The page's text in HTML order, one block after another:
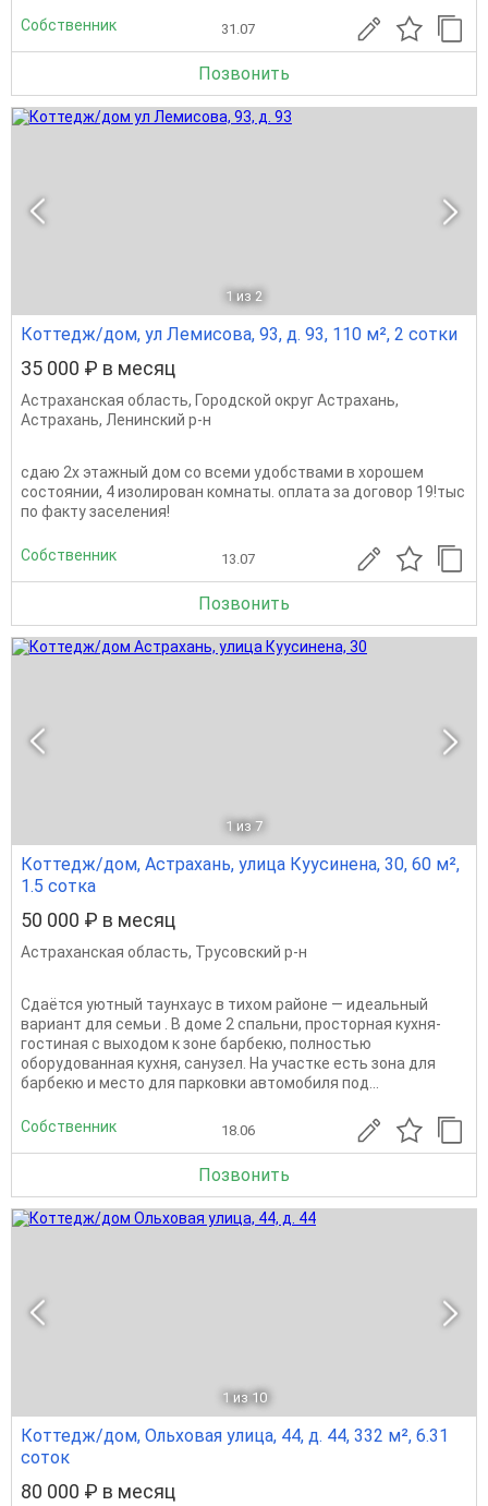
Собственник 31.07
Позвонить
1 из 2
Коттедж/дом, ул Лемисова, 93, д. 93, 110 м², 2 сотки
35 000 ₽ в месяц
Астраханская область, Городской округ Астрахань,
Астрахань, Ленинский р-н
сдаю 2х этажный дом со всеми удобствами в хорошем
состоянии, 4 изолирован комнаты. оплата за договор 19!тыс
по факту заселения!
Собственник 13.07
Позвонить
1 из 7
Коттедж/дом, Астрахань, улица Куусинена, 30, 60 м²,
1.5 сотка
50 000 ₽ в месяц
Астраханская область, Трусовский р-н
Сдаётся уютный таунхаус в тихом районе — идеальный
вариант для семьи . В доме 2 спальни, просторная кухня-
гостиная с выходом к зоне барбекю, полностью
оборудованная кухня, санузел. На участке есть зона для
барбекю и место для парковки автомобиля под...
Собственник 18.06
Позвонить
1 из 10
Коттедж/дом, Ольховая улица, 44, д. 44, 332 м², 6.31
соток
80 000 ₽ в месяц